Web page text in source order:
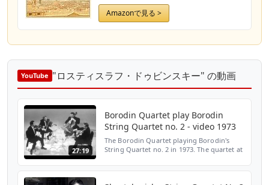
Amazonで見る >
YouTube "ロスティスラフ・ドゥビンスキー" の動画
27:19
Borodin Quartet play Borodin
String Quartet no. 2 - video 1973
The Borodin Quartet playing Borodin's
String Quartet no. 2 in 1973. The quartet at